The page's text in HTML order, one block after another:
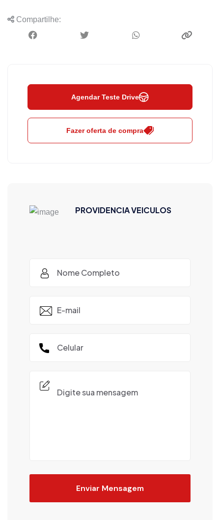
Compartilhe:
Agendar Teste Drive
Fazer oferta de compra
PROVIDENCIA VEICULOS
Enviar Mensagem